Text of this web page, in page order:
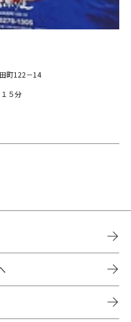
町122－14
５分